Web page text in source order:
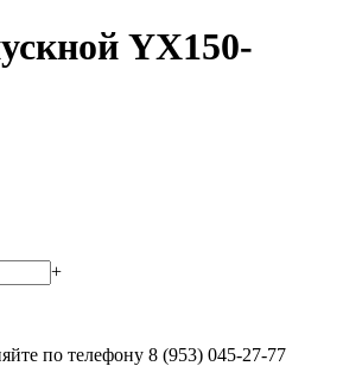
YX150-
+
по телефону 8 (953) 045-27-77